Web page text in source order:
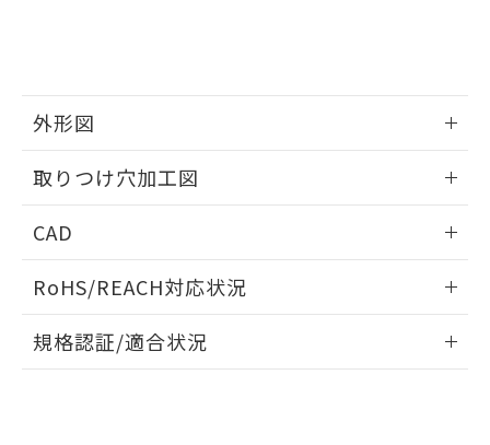
外形図
取りつけ穴加工図
CAD
ドすることができます。
ログイン/会員登録
RoHS/REACH対応状況
EU RoHS 注意事項・凡例
規格認証/適合状況
および当社の共同利用者が、当社の製
※当社の共同利用者とは、
の共同利用に関して"
の「1.共同利
とができます。
EU RoHS指令（10物質）の非含有証明書
ものではありません。
また、RoHS指令のフタル酸エステル類４
物質の対応では、対応完了までの期間は出
荷製品に未対応品が混在することから備考
欄に対応日を記載しておりました。